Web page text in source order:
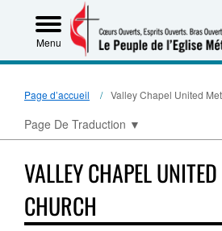
Menu
Page d’accueil Valley Chapel United
Page De Traduction ▼
VALLEY CHAPEL
CHURCH